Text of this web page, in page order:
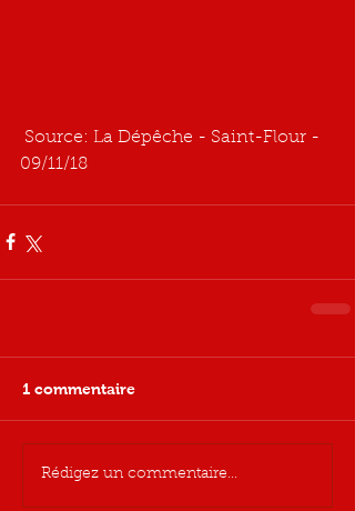
09/11/18
1 commentaire
Rédigez un commentaire...